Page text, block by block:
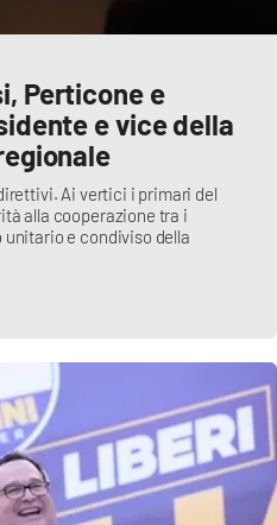
Perticone e
e vice della
Ai vertici i primari del
alla cooperazione tra i
e condiviso della